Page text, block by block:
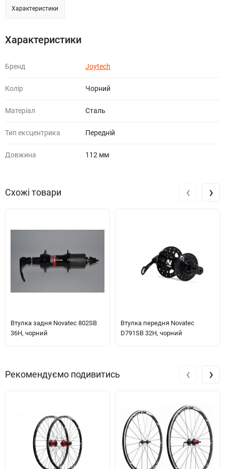
Характеристики
Характеристики
Бренд Joytech
Колір Чорний
Матеріал Сталь
Тип ексцентрика Передній
Довжина 112 мм
Схожі товари
Втулка задня Novatec 802SB
36H, чорний
Втулка передня Novatec
D791SB 32H, чорний
‹ ›
Рекомендуємо подивитись ‹ ›